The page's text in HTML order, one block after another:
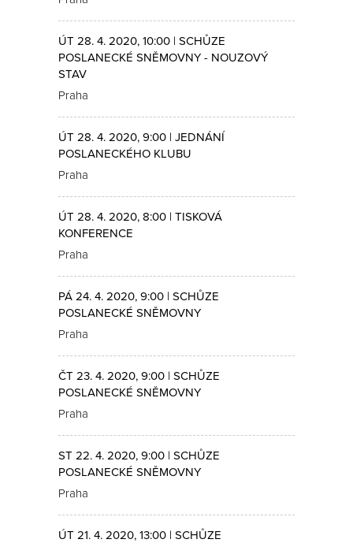
ÚT 28. 4. 2020, 10:00 | SCHŮZE
POSLANECKÉ SNĚMOVNY - NOUZOVÝ
STAV
Praha
ÚT 28. 4. 2020, 9:00 | JEDNÁNÍ
POSLANECKÉHO KLUBU
Praha
ÚT 28. 4. 2020, 8:00 | TISKOVÁ
KONFERENCE
Praha
PÁ 24. 4. 2020, 9:00 | SCHŮZE
POSLANECKÉ SNĚMOVNY
Praha
ČT 23. 4. 2020, 9:00 | SCHŮZE
POSLANECKÉ SNĚMOVNY
Praha
ST 22. 4. 2020, 9:00 | SCHŮZE
POSLANECKÉ SNĚMOVNY
Praha
ÚT 21. 4. 2020, 13:00 | SCHŮZE